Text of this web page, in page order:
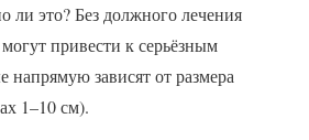
ли это? Без должного лечения
привести к серьёзным
напрямую зависят от размера
1–10 см).